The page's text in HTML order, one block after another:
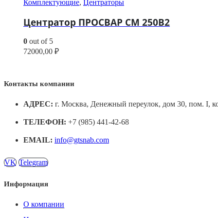
Комплектующие, Центраторы
Центратор ПРОСВАР СМ 250В2
0 out of 5
72000,00 ₽
Контакты компании
АДРЕС: г. Москва, Денежный переулок, дом 30, пом. I,
ТЕЛЕФОН: +7 (985) 441-42-68
EMAIL: info@gtsnab.com
VK Telegram
Информация
О компании